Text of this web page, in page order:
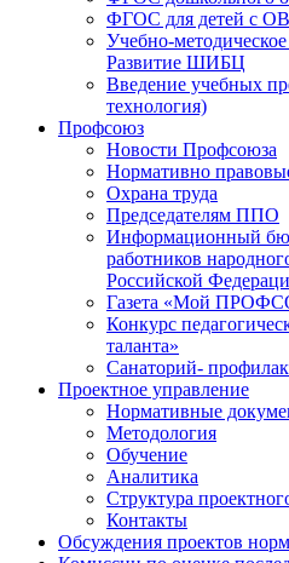
ФГОС для детей с
Учебно-
Развитие ШИБЦ
Введение учебных
технология)
Профсоюз
Новости Профсоюза
Нормативно
Охрана труда
Председателям ППО
Информационный
работников
Российской
Газета «Мой
Конкурс
таланта»
Санаторий-
Проектное управление
Нормативные
Методология
Обучение
Аналитика
Структура
Контакты
Обсуждения проектов